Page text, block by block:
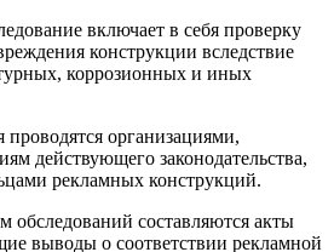
включает в себя проверку
конструкции вследствие
коррозионных и иных
проводятся организациями,
действующего законодательства,
рекламных конструкций.
обследований составляются акты
выводы о соответствии рекламной